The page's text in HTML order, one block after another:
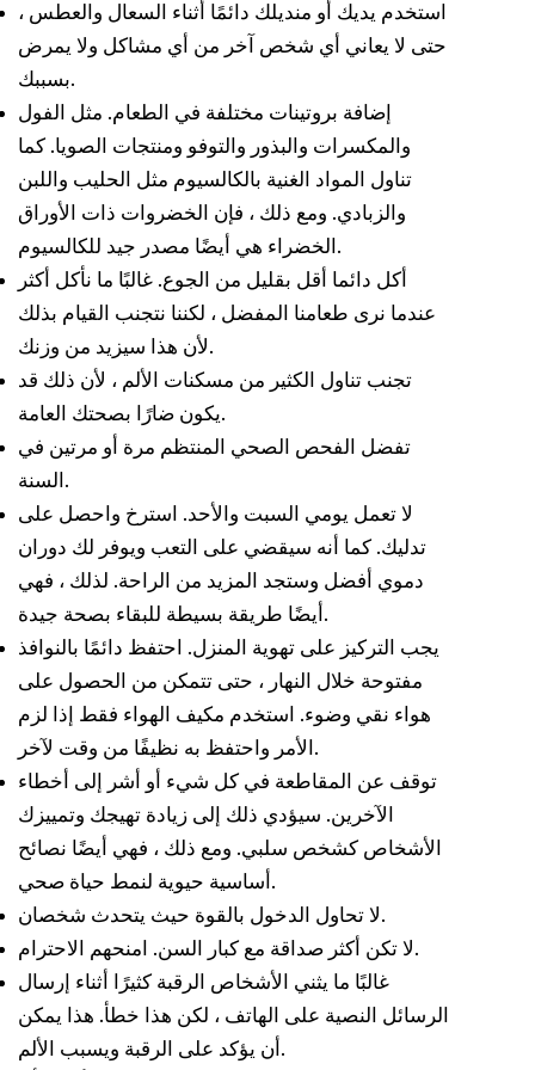
استخدم يديك أو منديلك دائمًا أثناء السعال والعطس ،
حتى لا يعاني أي شخص آخر من أي مشاكل ولا يمرض
بسببك.
إضافة بروتينات مختلفة في الطعام. مثل الفول
والمكسرات والبذور والتوفو ومنتجات الصويا. كما
تناول المواد الغنية بالكالسيوم مثل الحليب واللبن
والزبادي. ومع ذلك ، فإن الخضروات ذات الأوراق
الخضراء هي أيضًا مصدر جيد للكالسيوم.
أكل دائما أقل بقليل من الجوع. غالبًا ما نأكل أكثر
عندما نرى طعامنا المفضل ، لكننا نتجنب القيام بذلك
لأن هذا سيزيد من وزنك.
تجنب تناول الكثير من مسكنات الألم ، لأن ذلك قد
يكون ضارًا بصحتك العامة.
تفضل الفحص الصحي المنتظم مرة أو مرتين في
السنة.
لا تعمل يومي السبت والأحد. استرخ واحصل على
تدليك. كما أنه سيقضي على التعب ويوفر لك دوران
دموي أفضل وستجد المزيد من الراحة. لذلك ، فهي
أيضًا طريقة بسيطة للبقاء بصحة جيدة.
يجب التركيز على تهوية المنزل. احتفظ دائمًا بالنوافذ
مفتوحة خلال النهار ، حتى تتمكن من الحصول على
هواء نقي وضوء. استخدم مكيف الهواء فقط إذا لزم
الأمر واحتفظ به نظيفًا من وقت لآخر.
توقف عن المقاطعة في كل شيء أو أشر إلى أخطاء
الآخرين. سيؤدي ذلك إلى زيادة تهيجك وتمييزك
الأشخاص كشخص سلبي. ومع ذلك ، فهي أيضًا نصائح
أساسية حيوية لنمط حياة صحي.
لا تحاول الدخول بالقوة حيث يتحدث شخصان.
لا تكن أكثر صداقة مع كبار السن. امنحهم الاحترام.
غالبًا ما يثني الأشخاص الرقبة كثيرًا أثناء إرسال
الرسائل النصية على الهاتف ، لكن هذا خطأ. هذا يمكن
أن يؤكد على الرقبة ويسبب الألم.